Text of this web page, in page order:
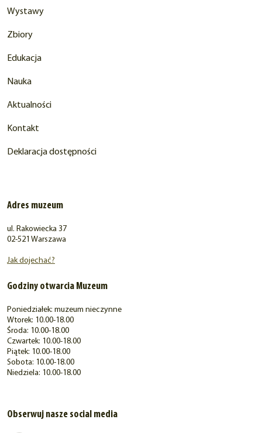
Wystawy
Zbiory
Edukacja
Nauka
Aktualności
Kontakt
Deklaracja dostępności
Adres muzeum
ul. Rakowiecka 37
02-521 Warszawa
Jak dojechać?
Godziny otwarcia Muzeum
Poniedziałek: muzeum nieczynne
Wtorek: 10.00-18.00
Środa: 10.00-18.00
Czwartek: 10.00-18.00
Piątek: 10.00-18.00
Sobota: 10.00-18.00
Niedziela: 10.00-18.00
Obserwuj nasze social media